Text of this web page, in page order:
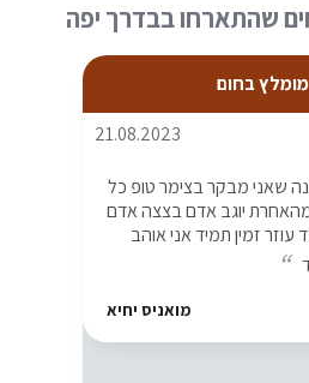
שהתארחו בבדרך יפה
מומלץ בחום
21.08.2023
שאני מבקר בצימר טופ כל
יוגב אדם בצצה אדם
זמין תמיד אני אוהב
מואניס יחיא